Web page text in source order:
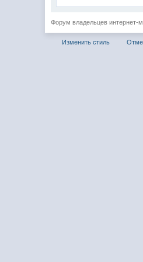
Форум владельцев интернет-
Изменить стиль